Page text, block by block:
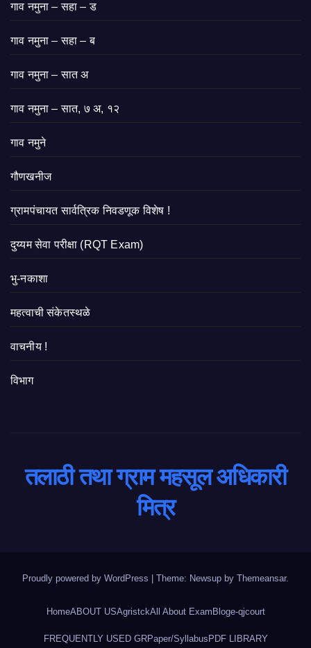
गाव नमुना – सहा – ड
गाव नमुना – सहा – ब
गाव नमुना – सात अ
गाव नमुना – सात, ७ अ, १२
गाव नमुने
गौणखनीज
ग्रामपंचायत सार्वत्रिक निवडणूक विशेष !
दुय्यम सेवा परीक्षा (RQT Exam)
भु-नकाशा
महत्वाची संकेतस्थळे
वाचनीय !
विभाग
तलाठी तथा ग्राम महसूल अधिकारी
मित्र
Proudly powered by WordPress Theme: Newsup by Themeansar.
HomeABOUT USAgristckAll About Exam Bloge-qjcourt
FREQUENTLY USED GRPaper/Syllabus PDF LIBRARY